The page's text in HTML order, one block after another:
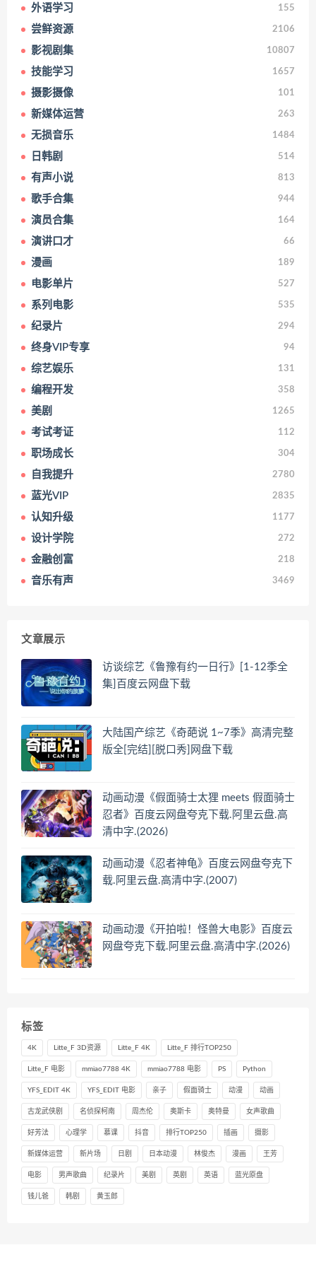
外语学习 155
尝鲜资源 2106
影视剧集 10807
技能学习 1657
摄影摄像 101
新媒体运营 263
无损音乐 1484
日韩剧 514
有声小说 813
歌手合集 944
演员合集 164
演讲口才 66
漫画 189
电影单片 527
系列电影 535
纪录片 294
终身VIP专享 94
综艺娱乐 131
编程开发 358
美剧 1265
考试考证 112
职场成长 304
自我提升 2780
蓝光VIP 2835
认知升级 1177
设计学院 272
金融创富 218
音乐有声 3469
文章展示
访谈综艺《鲁豫有约一日行》[1-12季全
集]百度云网盘下载
大陆国产综艺《奇葩说 1~7季》高清完整
版全[完结][脱口秀]网盘下载
动画动漫《假面骑士太狸 meets 假面骑士
忍者》百度云网盘夸克下载.阿里云盘.高
清中字.(2026)
动画动漫《忍者神龟》百度云网盘夸克下
载.阿里云盘.高清中字.(2007)
动画动漫《开拍啦！怪兽大电影》百度云
网盘夸克下载.阿里云盘.高清中字.(2026)
标签
4K Litte_F 3D资源 Litte_F 4K Litte_F 排行TOP250
Litte_F 电影 mmiao7788 4K mmiao7788 电影 PS Python
YFS_EDIT 4K YFS_EDIT 电影 亲子 假面骑士 动漫 动画
古龙武侠剧 名侦探柯南 周杰伦 奥斯卡 奥特曼 女声歌曲
好芳法 心理学 慕课 抖音 排行TOP250 插画 摄影
新媒体运营 新片场 日剧 日本动漫 林俊杰 漫画 王芳
电影 男声歌曲 纪录片 美剧 英剧 英语 蓝光原盘
钱儿爸 韩剧 黄玉郎